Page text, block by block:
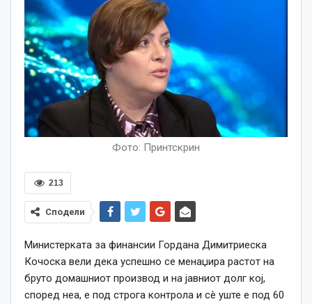
Фото: Принтскрин
213
Сподели
Министерката за финансии Гордана Димитриеска
Кочоска вели дека успешно се менаџира растот на
бруто домашниот производ и на јавниот долг кој,
според неа, е под строга контрола и сè уште е под 60